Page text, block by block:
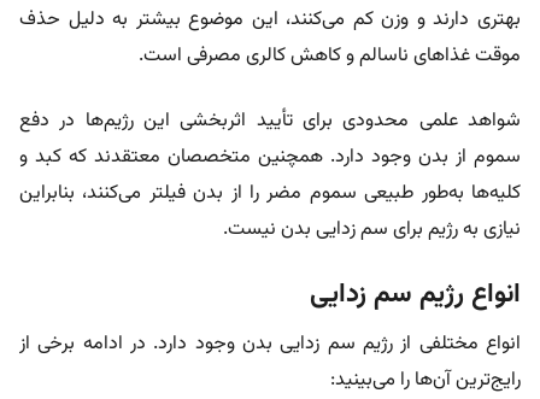
بهتری دارند و وزن کم می‌کنند، این موضوع بیشتر به دلیل حذف
موقت غذاهای ناسالم و کاهش کالری مصرفی است.
شواهد علمی محدودی برای تأیید اثربخشی این رژیم‌ها در دفع
سموم از بدن وجود دارد. همچنین متخصصان معتقدند که کبد و
کلیه‌ها به‌طور طبیعی سموم مضر را از بدن فیلتر می‌کنند، بنابراین
نیازی به رژیم برای سم زدایی بدن نیست.
انواع رژیم سم‌ زدایی
انواع مختلفی از رژیم سم زدایی بدن وجود دارد. در ادامه برخی از
رایج‌ترین آن‌ها را می‌بینید: